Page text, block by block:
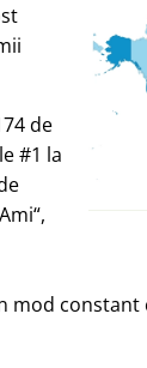
de
#1 la
,
mod